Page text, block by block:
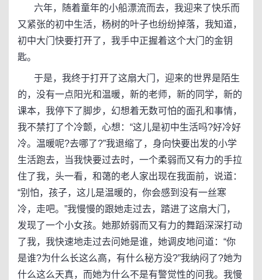
六年，随着童年的小船漂流而去，我迎来了快乐而
又紧张的初中生活，杨树的叶子也纷纷掉落，我知道，
初中大门快要打开了，我手中正握着这个大门的金钥
匙。
于是，我终于打开了这扇大门，迎来的世界是陌生
的，没有一点阳光和温暖，新的老师，新的同学，新的
课本，我停下了脚步，幻想着无数可怕的面孔和事情，
我不禁打了个冷颤，心想：“这儿是初中生活吗?好冷好
冷。温暖呢?去哪了?”我退缩了，身向快要出发的小学
生活跑去，当我快要过去时，一个柔弱而又有力的手拉
住了我，头一看，和蔼的老人家出现在我面前，说道：
“别怕，孩子，这儿是温暖的，你会感到没有一丝寒
冷，走吧。”我慢慢的跟她走过去，踏进了这扇大门，
发现了一个小女孩。她那娇弱而又有力的舞蹈深深打动
了我，我快速地走过去问她是谁，她调皮地问道：“你
是谁?为什么长这么高，有什么秘方没?”我纳闷了?她为
什么这么天真，而她为什么不是有警觉性的问我。我慢